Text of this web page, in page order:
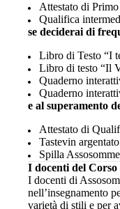
Attestato di
Qualifica
se deciderai di
Libro di Testo “I
Libro di testo “Il
Quaderno
Quaderno
e al superamento
Attestato di
Tastevin
Spilla
I docenti del Corso
I docenti di
nell’insegnamento
varietà di stili e per